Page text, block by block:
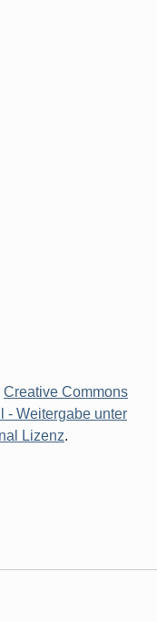
Creative Commons
- Weitergabe unter
Lizenz.